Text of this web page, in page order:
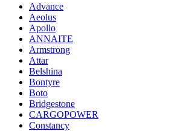
Advance
Aeolus
Apollo
ANNAITE
Armstrong
Attar
Belshina
Bontyre
Boto
Bridgestone
CARGOPOWER
Constancy